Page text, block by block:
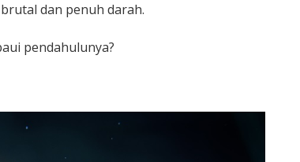
dan penuh darah.
pendahulunya?